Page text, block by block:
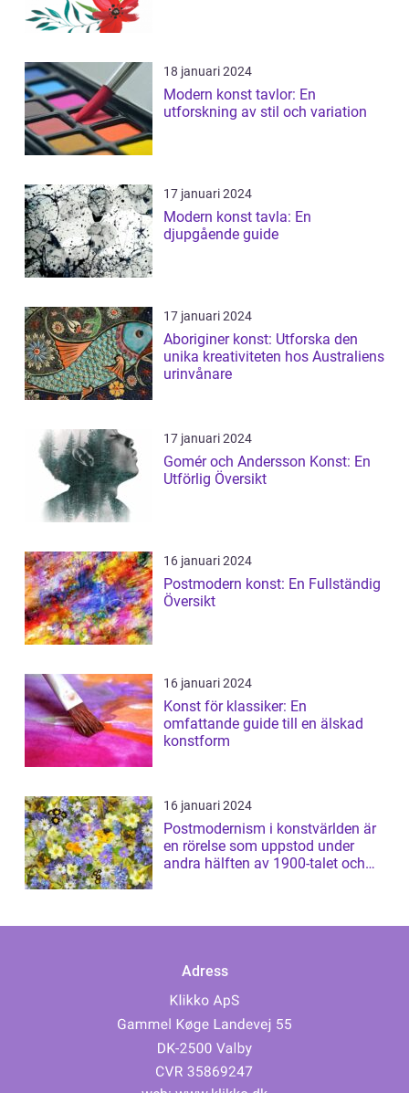
18 januari 2024
Modern konst tavlor: En
utforskning av stil och variation
17 januari 2024
Modern konst tavla: En
djupgående guide
17 januari 2024
Aboriginer konst: Utforska den
unika kreativiteten hos Australiens
urinvånare
17 januari 2024
Gomér och Andersson Konst: En
Utförlig Översikt
16 januari 2024
Postmodern konst: En Fullständig
Översikt
16 januari 2024
Konst för klassiker: En
omfattande guide till en älskad
konstform
16 januari 2024
Postmodernism i konstvärlden är
en rörelse som uppstod under
andra hälften av 1900-talet och
Adress